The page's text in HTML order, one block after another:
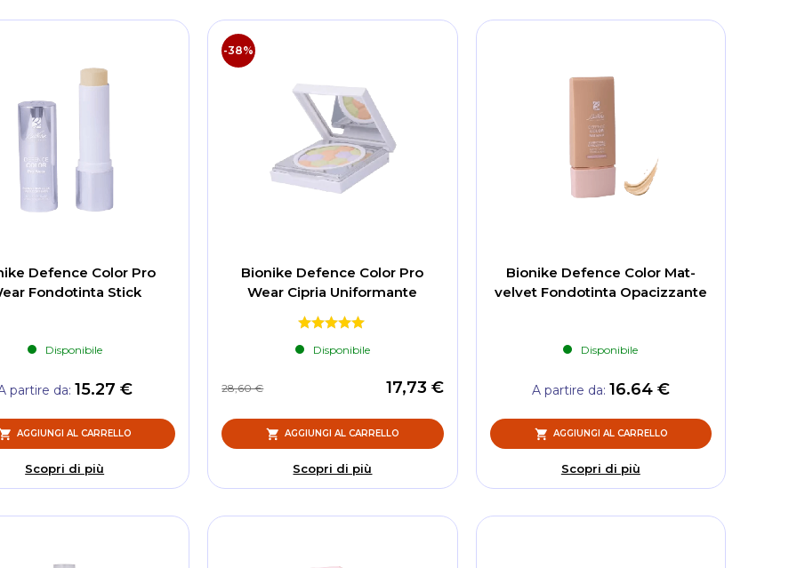
Defence Color Pro
Fondotinta Stick
Disponibile
partire da 15.27 €
AGGIUNGI AL CARRELLO
Scopri di più
-38%
Bionike Defence Color Pro
Wear Cipria Uniformante
Disponibile
17,73 €
28,60 €
AGGIUNGI AL CARRELLO
Scopri di più
Bionike Defence Color Mat-
velvet Fondotinta Opacizzante
Disponibile
A partire da 16.64 €
AGGIUNGI AL CARRELLO
Scopri di più